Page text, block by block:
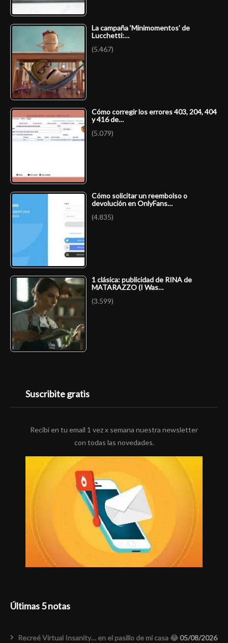
La campaña ‘Minimomentos’ de
Lucchetti:…
(5.467)
Cómo corregir los errores 403, 204, 404
y 416 de…
(5.079)
Cómo solicitar un reembolso o
devolución en OnlyFans…
(4.835)
1 clásica: publicidad de RINA de
MATARAZZO (I Was…
(3.599)
Suscribite gratis
Recibí en tu email 1 vez x semana nuestra newsletter
con todas las novedades.
Últimas 5 notas
Recreé Virtual Insanity… en el pasillo de mi casa 😂05/08/2026